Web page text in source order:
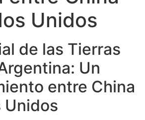
Unidos
de las Tierras
Un
entre China
Unidos